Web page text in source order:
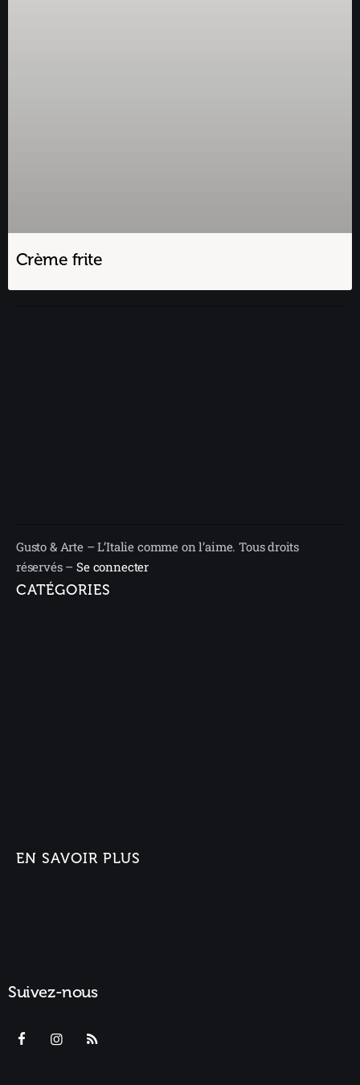
Crème frite
Gusto & Arte – L’Italie comme on l’aime. Tous droits
réservés –Se connecter
CATÉGORIES
EN SAVOIR PLUS
Suivez-nous